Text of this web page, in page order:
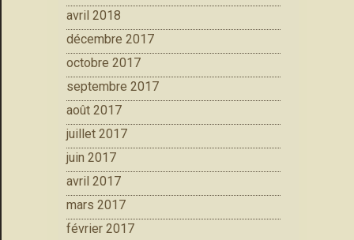
avril 2018
décembre 2017
octobre 2017
septembre 2017
août 2017
juillet 2017
juin 2017
avril 2017
mars 2017
février 2017